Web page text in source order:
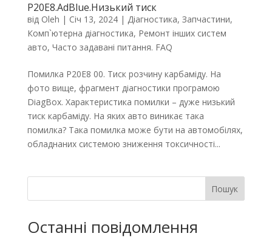
P20E8.AdBlue.Низький тиск
від Oleh | Січ 13, 2024| Діагностика, Запчастини,
Комп`ютерна діагностика, Ремонт інших систем
авто, Часто задавані питання. FAQ
Помилка P20E8 00. Тиск розчину карбаміду. На
фото вище, фрагмент діагностики програмою
DiagBox. Характеристика помилки – дуже низький
тиск карбаміду. На яких авто виникає така
помилка? Така помилка може бути на автомобілях,
обладнаних системою зниження токсичності...
Пошук
Останні повідомлення